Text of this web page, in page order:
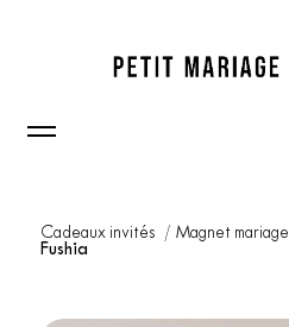
Cadeaux invités Magnet mariage
Fushia